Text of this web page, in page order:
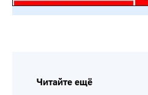
Читайте ещё